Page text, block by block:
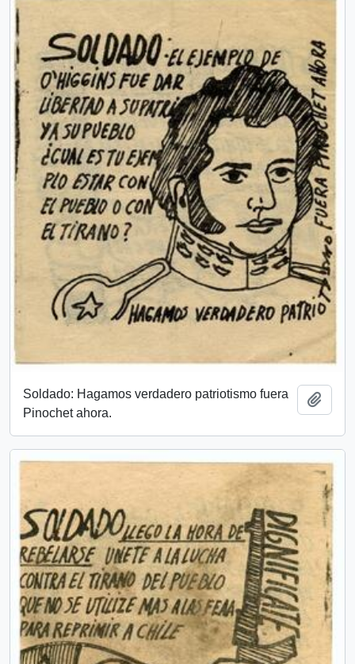
Soldado: Hagamos verdadero patriotismo fuera
Pinochet ahora.